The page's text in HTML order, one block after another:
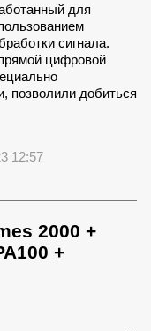
для
сигнала.
цифровой
позволили добиться
12:57
2000 +
+